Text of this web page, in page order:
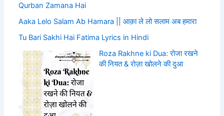
Qurban Zamana Hai
Aaka Lelo Salam Ab Hamara || आक़ा ले लो सलाम अब हमारा
Tu Bari Sakhi Hai Fatima Lyrics in Hindi
Roza Rakhne ki Dua: रोजा रखने
की नियत & रोज़ा खोलने की दुआ